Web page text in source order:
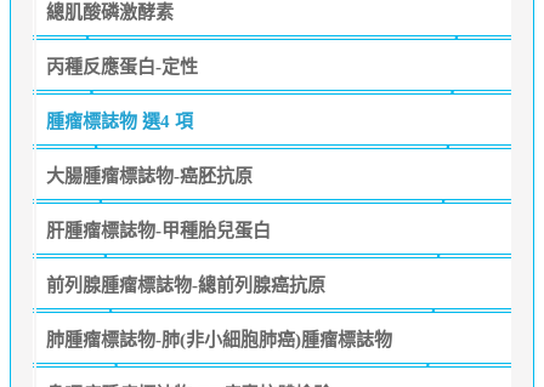
總肌酸磷激酵素
丙種反應蛋白-定性
腫瘤標誌物 選4 項
大腸腫瘤標誌物-癌胚抗原
肝腫瘤標誌物-甲種胎兒蛋白
前列腺腫瘤標誌物-總前列腺癌抗原
肺腫瘤標誌物-肺(非小細胞肺癌)腫瘤標誌物